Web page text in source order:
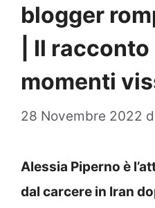
blogger
| Il
momenti
28 Novembre 2022
Alessia Piperno è
dal carcere in Iran